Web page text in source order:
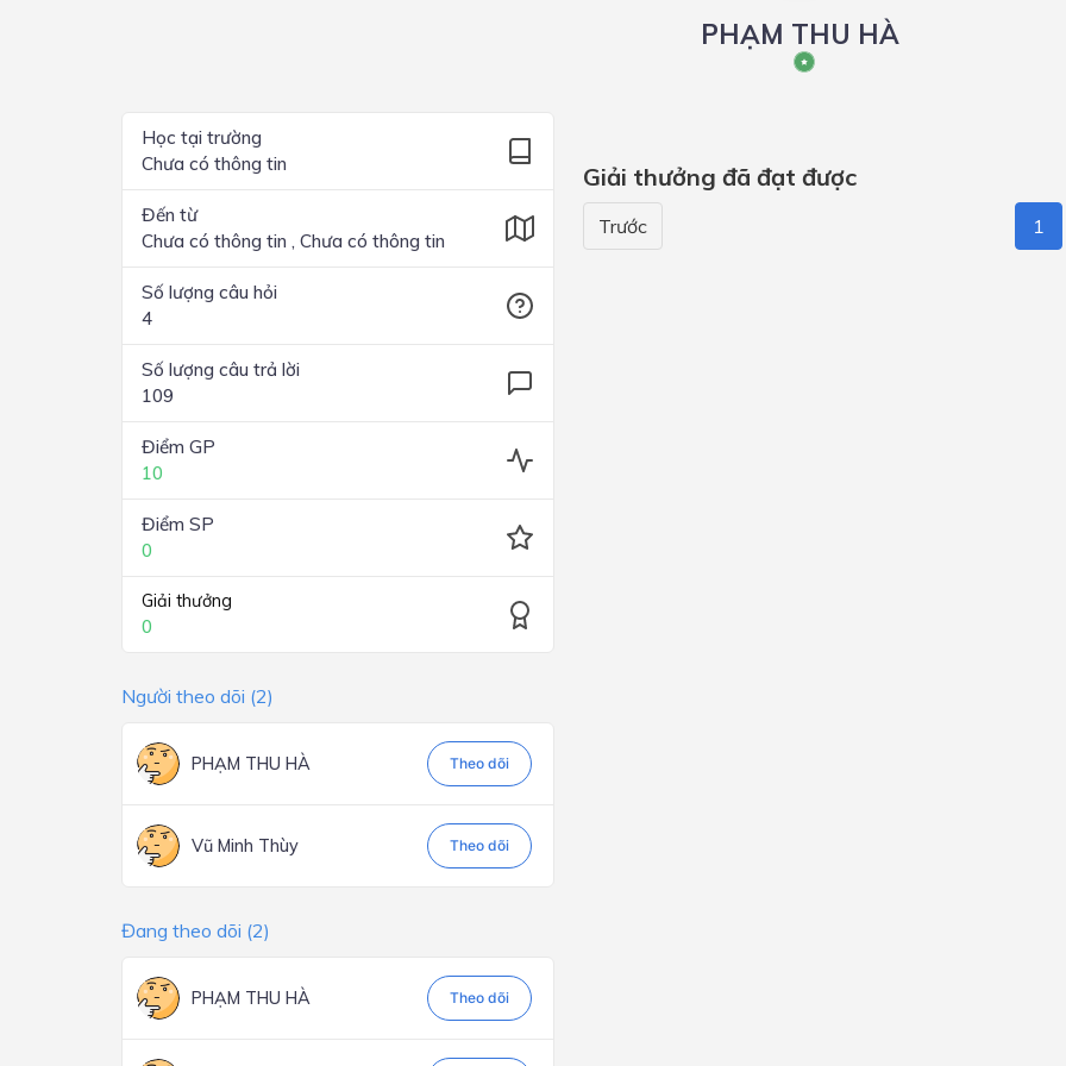
Lớp 2
Lớp 1
PHẠM THU HÀ
Học tại trường
Chưa có thông tin
Đến từ
Chưa có thông tin , Chưa có thông tin
Số lượng câu hỏi
4
Số lượng câu trả lời
109
Điểm GP
10
Điểm SP
0
Giải thưởng
0
Người theo dõi (2)
PHẠM THU HÀ Theo dõi
Vũ Minh Thùy Theo dõi
Đang theo dõi (2)
PHẠM THU HÀ Theo dõi
Giải thưởng đã đạt được
Trước 1